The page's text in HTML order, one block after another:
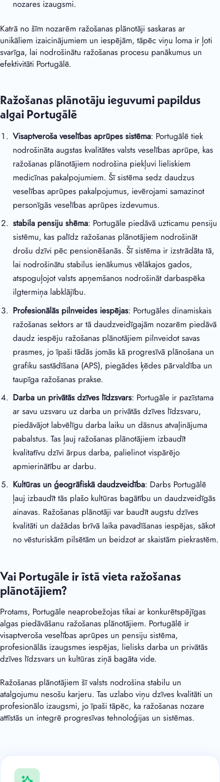
nozares izaugsmi.
Katrā no šīm nozarēm ražošanas plānotāji saskaras ar
unikāliem izaicinājumiem un iespējām, tāpēc viņu loma ir ļoti
svarīga, lai nodrošinātu ražošanas procesu panākumus un
efektivitāti Portugālē.
Ražošanas plānotāju ieguvumi papildus
algai Portugālē
Visaptveroša veselības aprūpes sistēma: Portugālē tiek
nodrošināta augstas kvalitātes valsts veselības aprūpe, kas
ražošanas plānotājiem nodrošina piekļuvi lieliskiem
medicīnas pakalpojumiem. Šī sistēma sedz daudzus
veselības aprūpes pakalpojumus, ievērojami samazinot
personīgās veselības aprūpes izdevumus.
stabila pensiju shēma: Portugāle piedāvā uzticamu pensiju
sistēmu, kas palīdz ražošanas plānotājiem nodrošināt
drošu dzīvi pēc pensionēšanās. Šī sistēma ir izstrādāta tā,
lai nodrošinātu stabilus ienākumus vēlākajos gados,
atspoguļojot valsts apņemšanos nodrošināt darbaspēka
ilgtermiņa labklājību.
Profesionālās pilnveides iespējas: Portugāles dinamiskais
ražošanas sektors ar tā daudzveidīgajām nozarēm piedāvā
daudz iespēju ražošanas plānotājiem pilnveidot savas
prasmes, jo īpaši tādās jomās kā progresīvā plānošana un
grafiku sastādīšana (APS), piegādes ķēdes pārvaldība un
taupīga ražošanas prakse.
Darba un privātās dzīves līdzsvars: Portugāle ir pazīstama
ar savu uzsvaru uz darba un privātās dzīves līdzsvaru,
piedāvājot labvēlīgu darba laiku un dāsnus atvaļinājuma
pabalstus. Tas ļauj ražošanas plānotājiem izbaudīt
kvalitatīvu dzīvi ārpus darba, palielinot vispārējo
apmierinātību ar darbu.
Kultūras un ģeogrāfiskā daudzveidība: Darbs Portugālē
ļauj izbaudīt tās plašo kultūras bagātību un daudzveidīgās
ainavas. Ražošanas plānotāji var baudīt augstu dzīves
kvalitāti un dažādas brīvā laika pavadīšanas iespējas, sākot
no vēsturiskām pilsētām un beidzot ar skaistām piekrastēm.
Vai Portugāle ir īstā vieta ražošanas
plānotājiem?
Protams, Portugāle neaprobežojas tikai ar konkurētspējīgas
algas piedāvāšanu ražošanas plānotājiem. Portugālē ir
visaptveroša veselības aprūpes un pensiju sistēma,
profesionālās izaugsmes iespējas, lielisks darba un privātās
dzīves līdzsvars un kultūras ziņā bagāta vide.
Ražošanas plānotājiem šī valsts nodrošina stabilu un
atalgojumu nesošu karjeru. Tas uzlabo viņu dzīves kvalitāti un
profesionālo izaugsmi, jo īpaši tāpēc, ka ražošanas nozare
attīstās un integrē progresīvas tehnoloģijas un sistēmas.